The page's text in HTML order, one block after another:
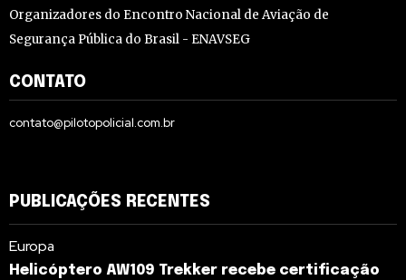
Organizadores do Encontro Nacional de Aviação de
Segurança Pública do Brasil - ENAVSEG
CONTATO
contato@pilotopolicial.com.br
PUBLICAÇÕES RECENTES
Europa
Helicóptero AW109 Trekker recebe certificação